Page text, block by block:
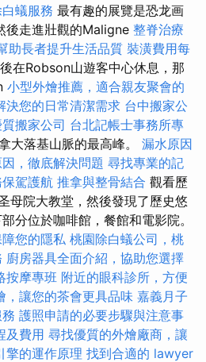
蟻服務 最有趣的展覽是恐龙画
後走進壯觀的Maligne 整脊治療
助長者提升生活品質 裝潢費用每
在Robson山遊客中心休息，那
小型外燴推薦，適合親友聚會的
決您的日常清潔需求 台中搬家公
搬家公司 台北記帳士事務所專
大落基山脈的最高峰。 漏水原因
，徹底解決問題 尋找專業的記
駕護航 推拿與整骨結合 觀看歷
母院大教堂，然後發現了歷史悠
分位於咖啡館，餐館和電影院。
您的隱私 桃園除白蟻公司，桃
廚房器具全面介紹，協助您選擇
按摩專班 附近的眼科診所，方便
，讓您的茶會更具品味 嘉義月子
護照申請的必要步驟與注意事
及費用 尋找優質的外燴廠商，讓
擎的運作原理 找到合適的 lawyer